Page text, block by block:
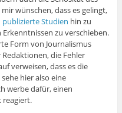
wünschen, dass es gelingt,
publizierte Studien hin zu
zu verschieben.
Form von Journalismus
die Fehler
verweisen, dass es die
hier also eine
werbe dafür, einen
reagiert.